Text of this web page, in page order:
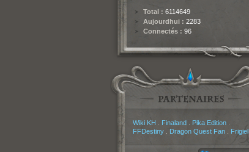
Total : 6114649
Aujourdhui : 2283
Connectés : 96
Wiki KH Finaland. Pika Edition.
FFDestiny. Dragon Quest Fan. Frigiel